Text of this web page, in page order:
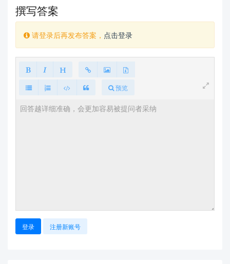
撰写答案
请登录后再发布答案， 点击登录
预览
登录 注册新账号